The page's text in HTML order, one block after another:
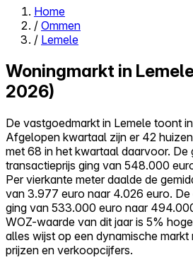
Close menu
Alles-in-één
Reviews
Prijzen
Log in
Probeer Walter gratis
Home
/ Ommen
/ Lemele
Woningmarkt in
2026)
De vastgoedmarkt in Lemele toont
Afgelopen kwartaal zijn er 42
met 68 in het kwartaal daarvoor. De
transactieprijs ging van 548.000
Per vierkante meter daalde de
van 3.977 euro naar 4.026 euro. De
ging van 533.000 euro naar
WOZ-waarde van dit jaar is 5%
alles wijst op een dynamische
prijzen en verkoopcijfers.